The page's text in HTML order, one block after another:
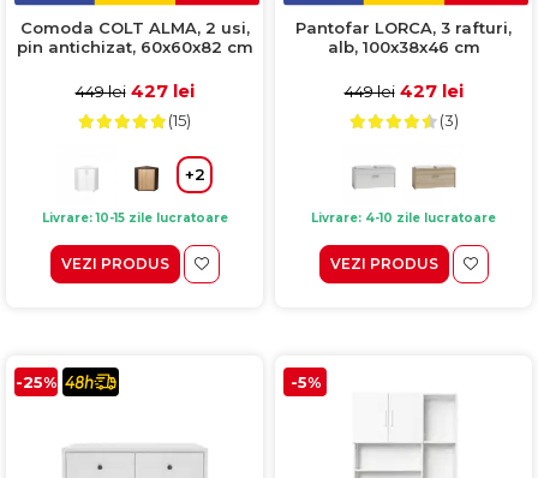
Comoda COLT ALMA, 2 usi,
pin antichizat, 60x60x82 cm
449 lei 427 lei
(15)
+2
Livrare: 10-15 zile lucratoare
VEZI PRODUS
Pantofar LORCA, 3 rafturi,
alb, 100x38x46 cm
449 lei 427 lei
(3)
Livrare: 4-10 zile lucratoare
VEZI PRODUS
-25% -5%